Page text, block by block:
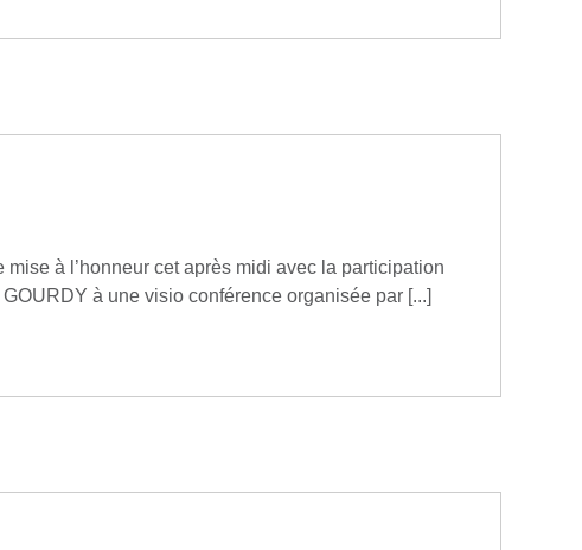
mise à l’honneur cet après midi avec la participation
à une visio conférence organisée par [...]